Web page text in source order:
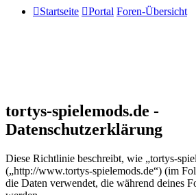
Startseite Portal Foren-Übersicht
tortys-spielemods.de -
Datenschutzerklärung
Diese Richtlinie beschreibt, wie „tortys-
(„http://www.tortys-spielemods.de“) (im
die Daten verwendet, die während deines